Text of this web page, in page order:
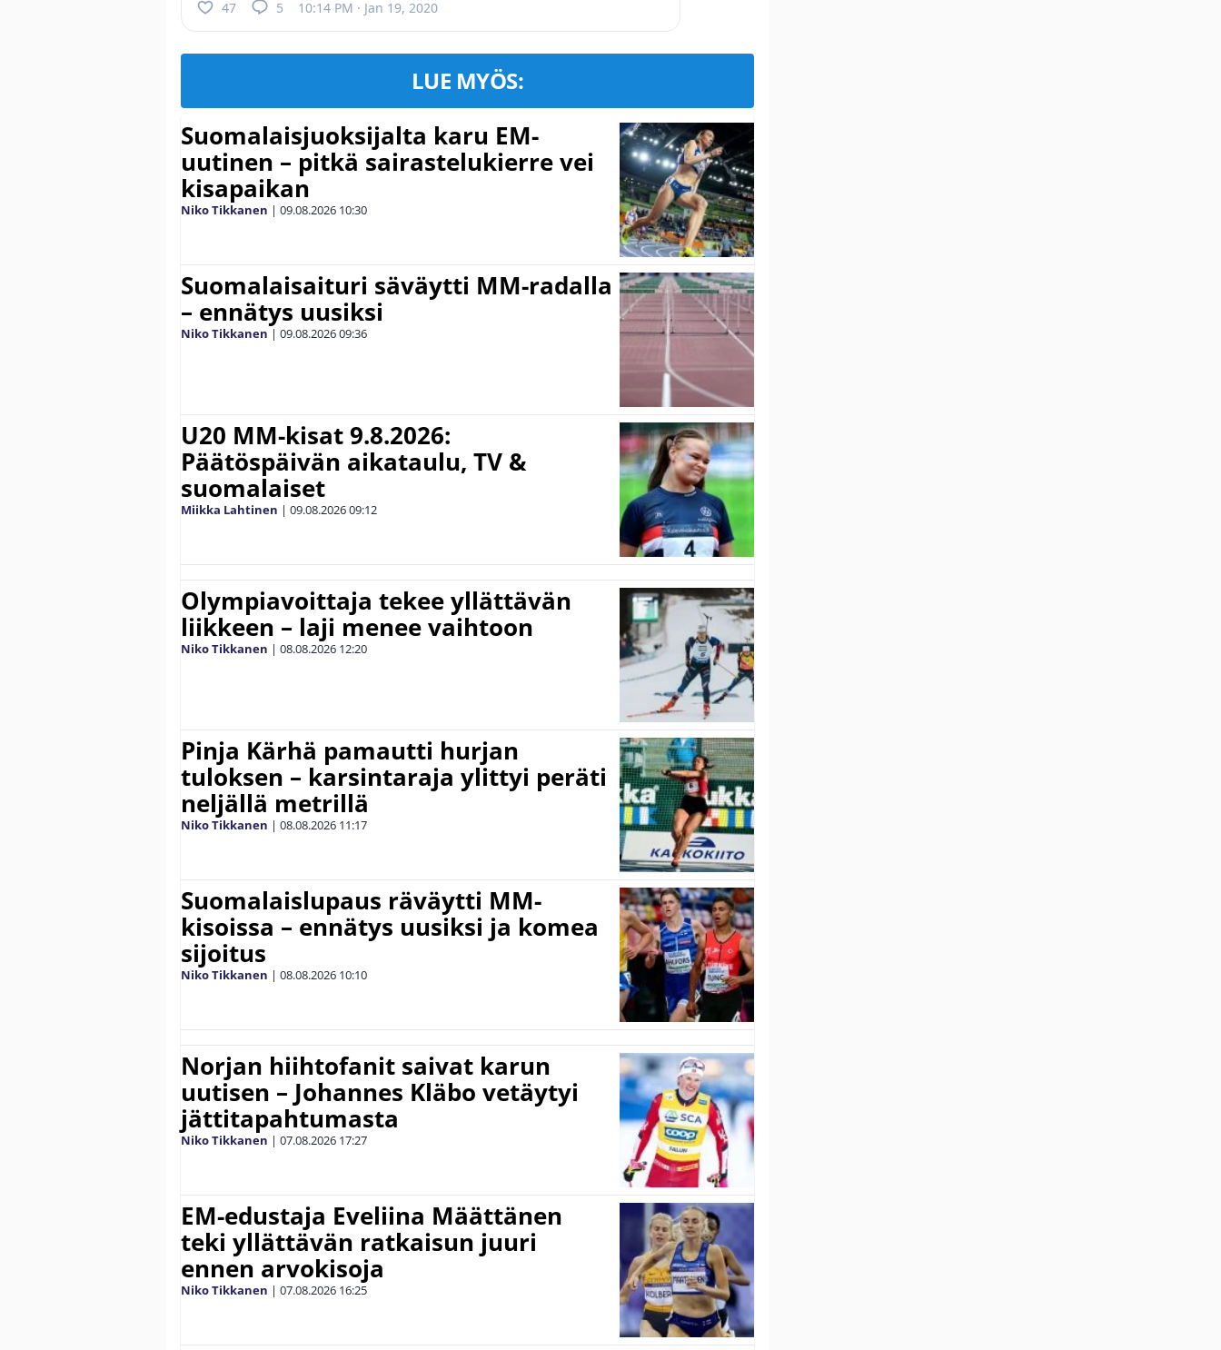
47 5 10:14 PM · Jan 19, 2020
LUE MYÖS:
Suomalaisjuoksijalta karu EM-
uutinen – pitkä sairastelukierre vei
kisapaikan
Niko Tikkanen | 09.08.2026 10:30
Suomalaisaituri säväytti MM-radalla
– ennätys uusiksi
Niko Tikkanen | 09.08.202609:36
U20 MM-kisat 9.8.2026:
Päätöspäivän aikataulu, TV &
suomalaiset
Miikka Lahtinen | 09.08.202609:12
Olympiavoittaja tekee yllättävän
liikkeen – laji menee vaihtoon
Niko Tikkanen | 08.08.2026 12:20
Pinja Kärhä pamautti hurjan
tuloksen – karsintaraja ylittyi peräti
neljällä metrillä
Niko Tikkanen | 08.08.2026 11:17
Suomalaislupaus räväytti MM-
kisoissa – ennätys uusiksi ja komea
sijoitus
Niko Tikkanen | 08.08.2026 10:10
Norjan hiihtofanit saivat karun
uutisen – Johannes Kläbo vetäytyi
jättitapahtumasta
Niko Tikkanen | 07.08.2026 17:27
EM-edustaja Eveliina Määttänen
teki yllättävän ratkaisun juuri
ennen arvokisoja
Niko Tikkanen | 07.08.2026 16:25